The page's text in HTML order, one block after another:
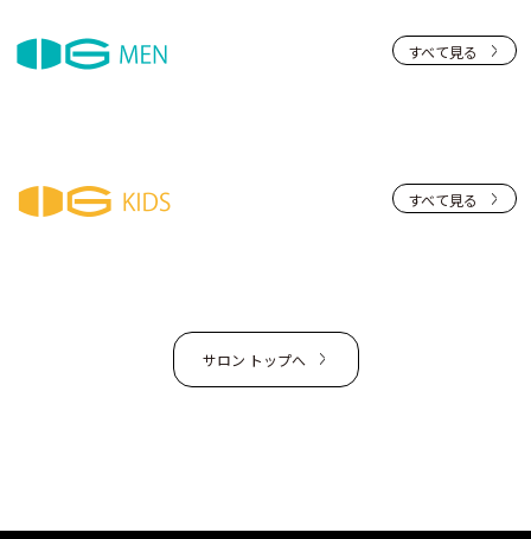
すべて見る
すべて見る
サロン トップへ